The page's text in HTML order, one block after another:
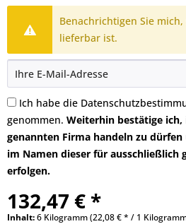
Benachrichtigen Sie
lieferbar ist.
Ich habe die
genommen. Weiterhin bestätige
genannten Firma handeln zu
im Namen dieser für ausschließlich
erfolgen.
132,47 € *
Inhalt:6 Kilogramm (22,08 € * / 1